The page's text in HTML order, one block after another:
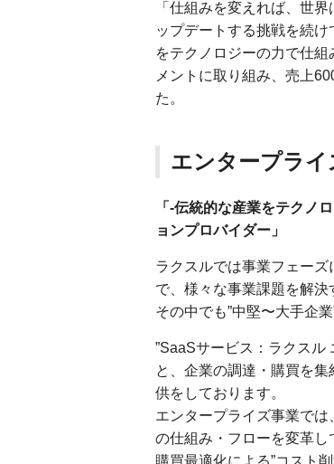
「仕組みを変えれば、世
ップデートする挑戦を続
をテクノロジーの力で仕
メントに取り組み、売上
た。
エンタープラ
「-伝統的な産業をテクノ
ョンプロバイダー」
ラクスルでは事業フェー
で、様々な事業課題を解決
その中でも”中堅〜大手企
”SaaSサービス：ラクスル
と、企業の調達・購買を
供をしております。
エンタープライズ事業では
の仕組み・フローを変革し
購買最適化による”コスト